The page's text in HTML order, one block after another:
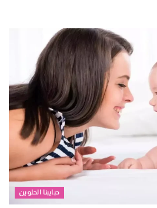
حبايبنا الحلوين